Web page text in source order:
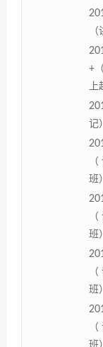
+
记
班
班
班